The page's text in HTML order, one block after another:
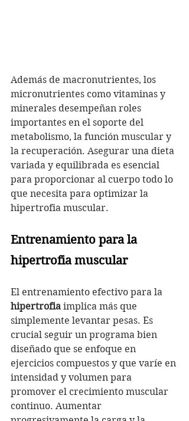
Además de macronutrientes, los
micronutrientes como vitaminas y
minerales desempeñan roles
importantes en el soporte del
metabolismo, la función muscular y
la recuperación. Asegurar una dieta
variada y equilibrada es esencial
para proporcionar al cuerpo todo lo
que necesita para optimizar la
hipertrofia muscular.
Entrenamiento para la
hipertrofia muscular
El entrenamiento efectivo para la
hipertrofia implica más que
simplemente levantar pesas. Es
crucial seguir un programa bien
diseñado que se enfoque en
ejercicios compuestos y que varíe en
intensidad y volumen para
promover el crecimiento muscular
continuo. Aumentar